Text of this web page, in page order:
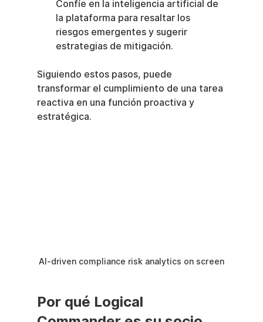
Confíe en la inteligencia artificial de
la plataforma para resaltar los
riesgos emergentes y sugerir
estrategias de mitigación.
Siguiendo estos pasos, puede
transformar el cumplimiento de una tarea
reactiva en una función proactiva y
estratégica.
AI-driven compliance risk analytics on screen
Por qué Logical